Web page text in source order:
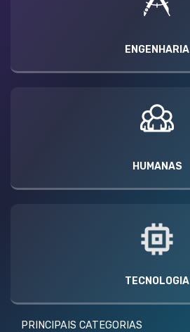
ENGENHARIA
HUMANAS
TECNOLOGIA
PRINCIPAIS CATEGORIAS